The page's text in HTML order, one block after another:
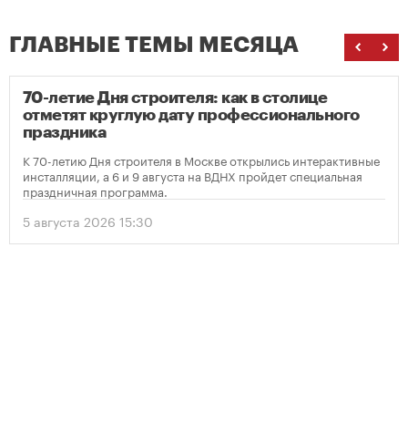
ГЛАВНЫЕ ТЕМЫ МЕСЯЦА
70-летие Дня строителя: как в столице
отметят круглую дату профессионального
праздника
К 70-летию Дня строителя в Москве открылись интерактивные
инсталляции, а 6 и 9 августа на ВДНХ пройдет специальная
праздничная программа.
5 августа 2026 15:30